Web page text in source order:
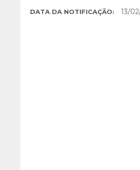
DATA DA NOTIFICAÇÃO: 13/